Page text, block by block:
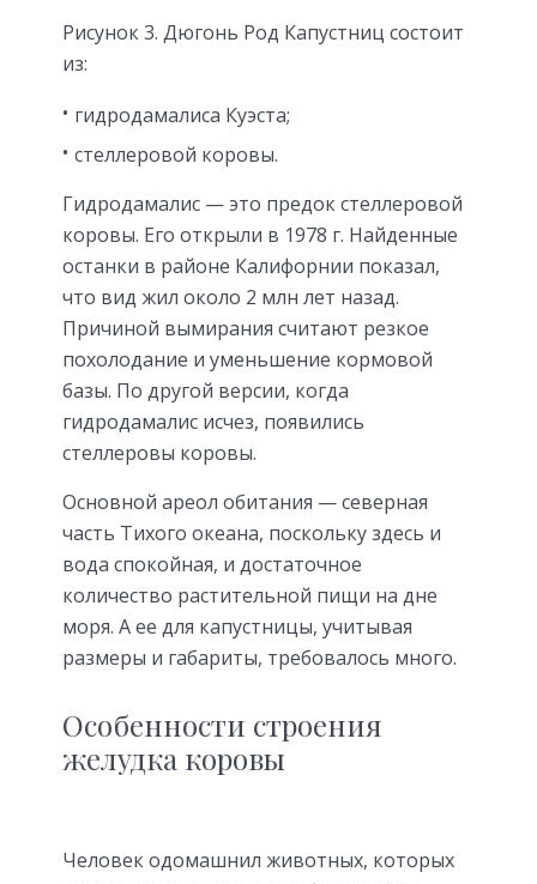
Рисунок 3. Дюгонь Род Капустниц состоит
из:
гидродамалиса Куэста;
стеллеровой коровы.
Гидродамалис — это предок стеллеровой
коровы. Его открыли в 1978 г. Найденные
останки в районе Калифорнии показал,
что вид жил около 2 млн лет назад.
Причиной вымирания считают резкое
похолодание и уменьшение кормовой
базы. По другой версии, когда
гидродамалис исчез, появились
стеллеровы коровы.
Основной ареол обитания — северная
часть Тихого океана, поскольку здесь и
вода спокойная, и достаточное
количество растительной пищи на дне
моря. А ее для капустницы, учитывая
размеры и габариты, требовалось много.
Особенности строения
желудка коровы
Человек одомашнил животных, которых